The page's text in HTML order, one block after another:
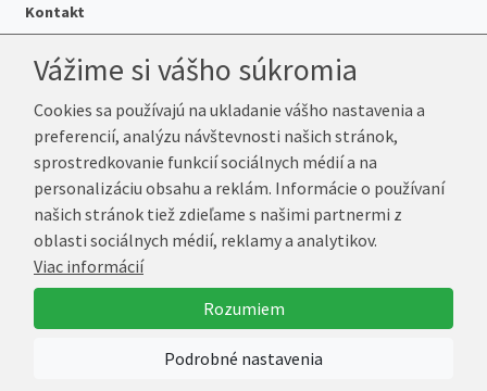
Kontakt
Telefón:+421 222 205 863
E-mail:info@k-sosovky.sk
Reklamačná adresa
Andrea Votavová
Revoluční 1017
290 01 Poděbrady
Česká republika
VytvorilMarek Kebza
Vážime si vášho súkromia
Cookies sa používajú na ukladanie vášho nastavenia a
preferencií, analýzu návštevnosti našich stránok,
sprostredkovanie funkcií sociálnych médií a na
personalizáciu obsahu a reklám. Informácie o používaní
našich stránok tiež zdieľame s našimi partnermi z
oblasti sociálnych médií, reklamy a analytikov.
Viac informácií
Rozumiem
Podrobné nastavenia